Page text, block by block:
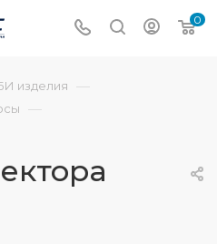
0
изделия —
—